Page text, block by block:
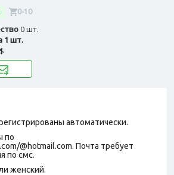
0-10
0 шт.
1 шт.
автоматически.
по
@hotmail.com. Почта требует
по смс.
женский.